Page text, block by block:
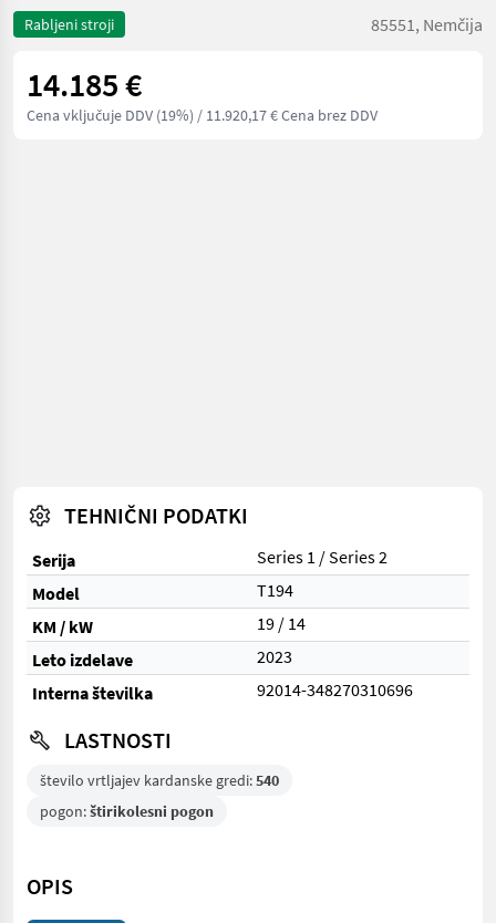
Rabljeni stroji 85551, Nemčija
14.185 €
Cena vključuje DDV (19%) / 11.920,17 € Cena brez DDV
TEHNIČNI PODATKI
Serija
Series 1 / Series 2
Model
T194
KM / kW
19 / 14
Leto izdelave
2023
Interna številka
92014-348270310696
LASTNOSTI
število vrtljajev kardanske gredi:540
pogon:štirikolesni pogon
OPIS